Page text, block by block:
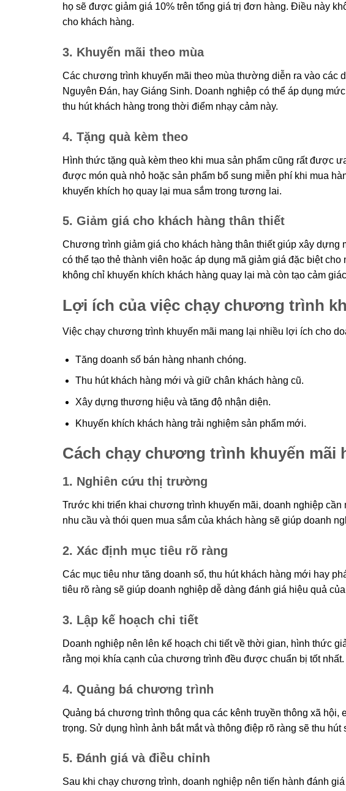
họ sẽ được giảm giá 10% trên tổng giá trị đơn hàng. Điều này
cho khách hàng.
3. Khuyến mãi theo mùa
Các chương trình khuyến mãi theo mùa thường diễn ra vào các
Nguyên Đán, hay Giáng Sinh. Doanh nghiệp có thể áp dụng
thu hút khách hàng trong thời điểm nhạy cảm này.
4. Tặng quà kèm theo
Hình thức tặng quà kèm theo khi mua sản phẩm cũng rất được
được món quà nhỏ hoặc sản phẩm bổ sung miễn phí khi mua
khuyến khích họ quay lại mua sắm trong tương lai.
5. Giảm giá cho khách hàng thân thiết
Chương trình giảm giá cho khách hàng thân thiết giúp xây
có thể tạo thẻ thành viên hoặc áp dụng mã giảm giá đặc biệt
không chỉ khuyến khích khách hàng quay lại mà còn tạo cảm
Lợi ích của việc chạy chương trình
Việc chạy chương trình khuyến mãi mang lại nhiều lợi ích cho
Tăng doanh số bán hàng nhanh chóng.
Thu hút khách hàng mới và giữ chân khách hàng cũ.
Xây dựng thương hiệu và tăng độ nhận diện.
Khuyến khích khách hàng trải nghiệm sản phẩm mới.
Cách chạy chương trình khuyến mãi
1. Nghiên cứu thị trường
Trước khi triển khai chương trình khuyến mãi, doanh nghiệp
nhu cầu và thói quen mua sắm của khách hàng sẽ giúp doanh
2. Xác định mục tiêu rõ ràng
Các mục tiêu như tăng doanh số, thu hút khách hàng mới hay
tiêu rõ ràng sẽ giúp doanh nghiệp dễ dàng đánh giá hiệu quả
3. Lập kế hoạch chi tiết
Doanh nghiệp nên lên kế hoạch chi tiết về thời gian, hình thức
rằng mọi khía cạnh của chương trình đều được chuẩn bị tốt nhất.
4. Quảng bá chương trình
Quảng bá chương trình thông qua các kênh truyền thông xã hội,
trọng. Sử dụng hình ảnh bắt mắt và thông điệp rõ ràng sẽ thu
5. Đánh giá và điều chỉnh
Sau khi chạy chương trình, doanh nghiệp nên tiến hành đánh